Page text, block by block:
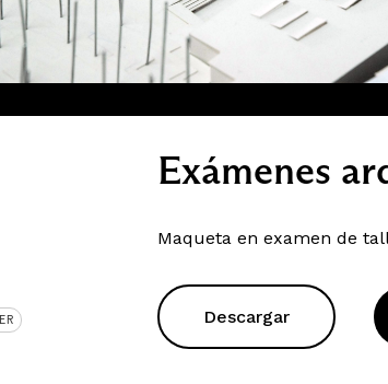
Exámenes
Maqueta en examen de
Descargar